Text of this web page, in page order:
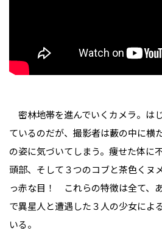
密林地帯を進んでいくカメラ。は
ているのだが、撮影者は藪の中に横
の姿に気づいてしまう。痩せた体に
頭部、そして３つのコブと茶色くヌ
っ赤な目――！ これらの特徴は全て、
で異星人と遭遇した３人の少女によ
いる。